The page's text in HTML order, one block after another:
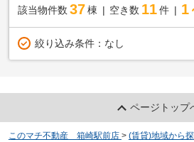
該当物件数 37棟 空き数 11 件 1
絞り込み条件： なし
ページトップ
このマチ不動産 箱崎駅前店 > (賃貸)地域から